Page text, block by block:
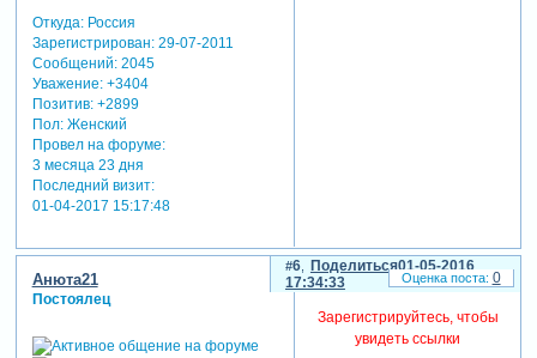
Откуда:Россия
Зарегистрирован: 29-07-2011
Сообщений:2045
Уважение: +3404
Позитив: +2899
Пол:Женский
Провел на форуме:
3 месяца 23 дня
Последний визит:
01-04-2017 15:17:48
Поделиться
6
01-05-2016
17:34:33
Анюта21
Постоялец
Зарегистрируйтесь, чтобы
увидеть ссылки
0